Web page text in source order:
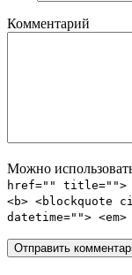
Комментарий
Можно
href="" title="">
<b> <blockquote
datetime="">